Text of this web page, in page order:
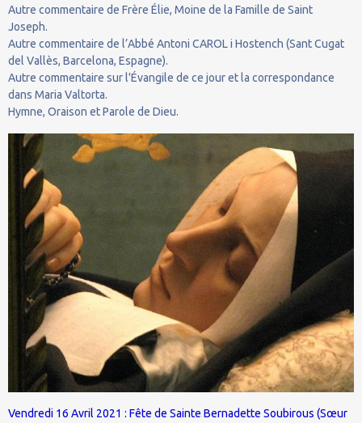
Autre commentaire de Frère Élie, Moine de la Famille de Saint
Joseph.
Autre commentaire de l’Abbé Antoni CAROL i Hostench (Sant Cugat
del Vallès, Barcelona, Espagne).
Autre commentaire sur l'Évangile de ce jour et la correspondance
dans Maria Valtorta.
Hymne, Oraison et Parole de Dieu.
Vendredi 16 Avril 2021 : Fête de Sainte Bernadette Soubirous (Sœur